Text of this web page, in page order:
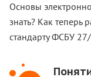
Основы
знать? Как теперь
стандарту ФСБУ